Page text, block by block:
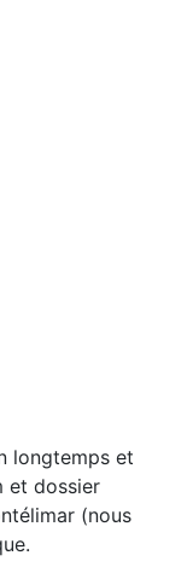
longtemps et
et dossier
(nous
.